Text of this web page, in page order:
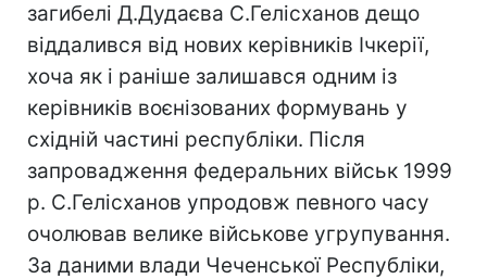
загибелі Д.Дудаєва С.Гелісханов дещо
віддалився від нових керівників Ічкерії,
хоча як і раніше залишався одним із
керівників воєнізованих формувань у
східній частині республіки. Після
запровадження федеральних військ 1999
р. С.Гелісханов упродовж певного часу
очолював велике військове угрупування.
За даними влади Чеченської Республіки,